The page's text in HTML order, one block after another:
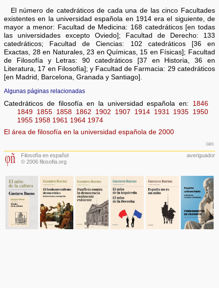
El número de catedráticos de cada una de las cinco Facultades
existentes en la universidad española en 1914 era el siguiente, de
mayor a menor: Facultad de Medicina: 168 catedráticos [en todas
las universidades excepto Oviedo]; Facultad de Derecho: 133
catedráticos; Facultad de Ciencias: 102 catedráticos [36 en
Exactas, 28 en Naturales, 23 en Químicas, 15 en Físicas]; Facultad
de Filosofía y Letras: 90 catedráticos [37 en Historia, 36 en
Literatura, 17 en Filosofía]; y Facultad de Farmacia: 29 catedráticos
[en Madrid, Barcelona, Granada y Santiago].
Algunas páginas relacionadas
Catedráticos de filosofía en la universidad española en: 1846
1849 1855 1858 1862 1902 1907 1914 1931 1935 1950
1955 1958 1961 1964 1974
El área de filosofía en la universidad española de 2000
gbs
Filosofía en español
© 2006 filosofia.org
averiguador